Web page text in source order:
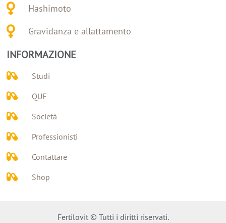
Hashimoto
Gravidanza e allattamento
INFORMAZIONE
Studi
QUF
Società
Professionisti
Contattare
Shop
Fertilovit © Tutti i diritti riservati.